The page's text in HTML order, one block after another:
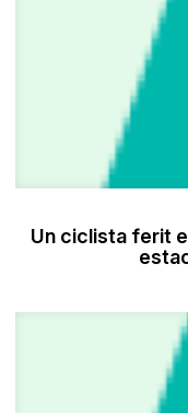
Un ciclista ferit